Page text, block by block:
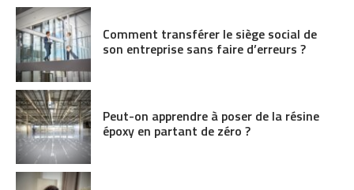
Comment transférer le siège social de
son entreprise sans faire d’erreurs ?
Peut-on apprendre à poser de la résine
époxy en partant de zéro ?